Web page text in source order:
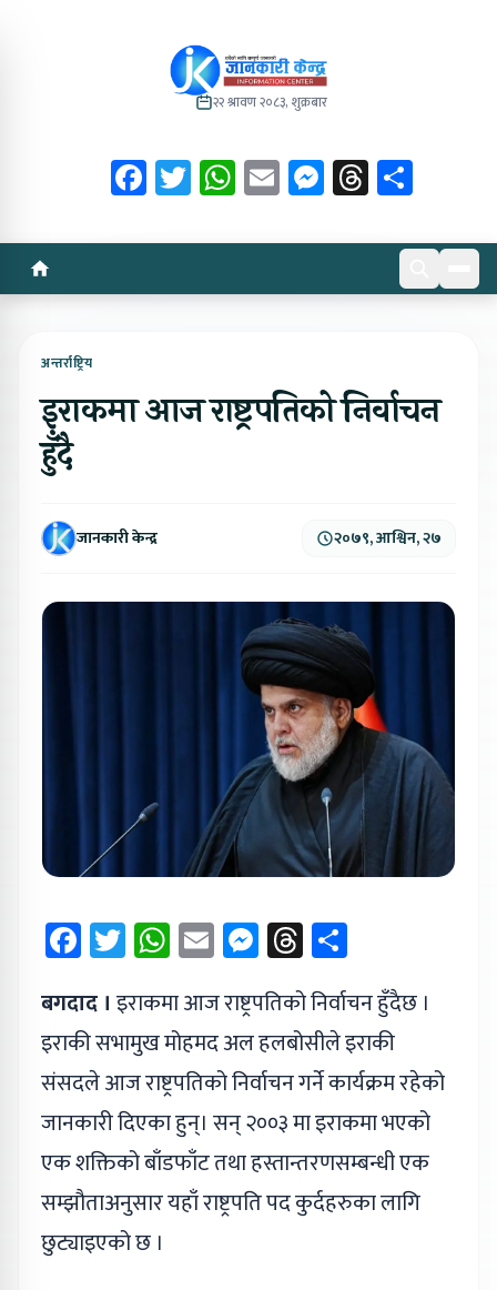
२२ श्रावण २०८३, शुक्रबार
Facebook
Twitter
WhatsApp
EmailMessenger
Threads
अन्तर्राष्ट्रिय
इराक‍मा आज राष्ट्रपतिको निर्वाचन
हुँदै
जानकारी केन्द्र २०७९, आश्विन, २७
Facebook
Twitter
WhatsApp
EmailMessenger
Threads
बगदाद । इराकमा आज राष्ट्रपतिको निर्वाचन हुँदैछ ।
इराकी सभामुख मोहमद अल हलबोसीले इराकी
संसदले आज राष्ट्रपतिको निर्वाचन गर्ने कार्यक्रम रहेको
जानकारी दिएका हुन्। सन् २००३ मा इराकमा भएको
एक शक्तिको बाँडफाँट तथा हस्तान्तरणसम्बन्धी एक
सम्झौताअनुसार यहाँ राष्ट्रपति पद कुर्दहरुका लागि
छुट्याइएको छ ।